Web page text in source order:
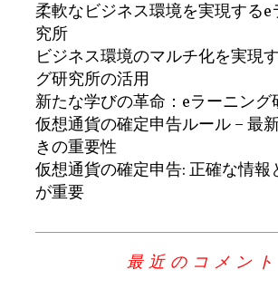
柔軟なビジネス環境を実現するe
究所
ビジネス環境のマルチ化を実現
グ研究所の活用
新たな学びの革命：eラーニング
仮想通貨の確定申告ルール – 最
きの重要性
仮想通貨の確定申告: 正確な情報
が重要
最近のコメント